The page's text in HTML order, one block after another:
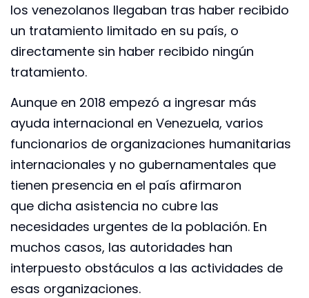
los venezolanos llegaban tras haber recibido
un tratamiento limitado en su país, o
directamente sin haber recibido ningún
tratamiento.
Aunque en 2018 empezó a ingresar más
ayuda internacional en Venezuela, varios
funcionarios de organizaciones humanitarias
internacionales y no gubernamentales que
tienen presencia en el país afirmaron
que dicha asistencia no cubre las
necesidades urgentes de la población. En
muchos casos, las autoridades han
interpuesto obstáculos a las actividades de
esas organizaciones.